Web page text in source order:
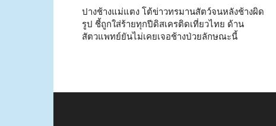
ปางช้างแม่แตง โต้ข่าวทรมานสัตว์จนหลังช้างผิด
รูป ชี้ถูกใส่ร้ายทุกปีดิสเครติดเที่ยวไทย ด้าน
สัตวแพทย์ยันไม่เคยเจอช้างป่วยลักษณะนี้